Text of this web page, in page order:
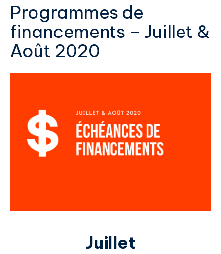
Programmes de
financements – Juillet &
Août 2020
Juillet